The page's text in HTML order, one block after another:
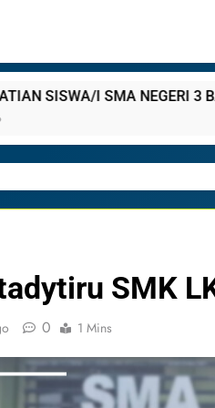
SMK
0 1 Mins